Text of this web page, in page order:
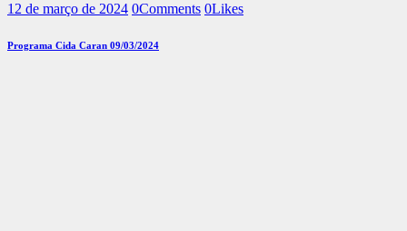
12 de março de 2024 0Comments 0Likes
Programa Cida Caran 09/03/2024